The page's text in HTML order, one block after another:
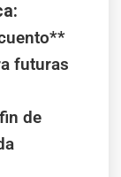
futuras
de